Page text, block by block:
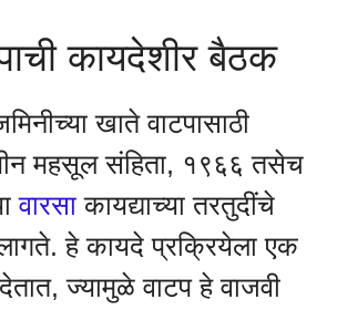
कायदेशीर बैठक
खाते वाटपासाठी
महसूल संहिता, १९६६ तसेच
वारसा कायद्याच्या तरतुदींचे
हे कायदे प्रक्रियेला एक
ज्यामुळे वाटप हे वाजवी